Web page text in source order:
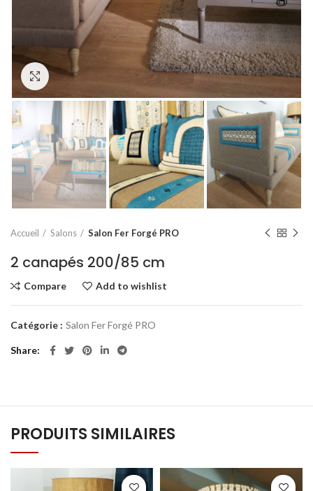
Click to enlarge
Accueil Salons Salon Fer Forgé PRO
2 canapés 200/85 cm
Compare Add to wishlist
Catégorie : Salon Fer Forgé PRO
Share
PRODUITS SIMILAIRES